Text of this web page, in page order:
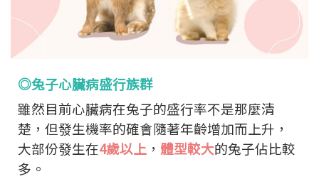
◎兔子心臟病盛行族群
雖然目前心臟病在兔子的盛行率不是那麼清
楚，但發生機率的確會隨著年齡增加而上升，
大部份發生在4歲以上 ， 體型較大的兔子佔比較
多。